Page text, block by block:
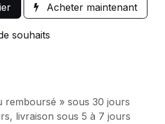
Acheter maintenant
souhaits
remboursé » sous 30 jours
livraison sous 5 à 7 jours